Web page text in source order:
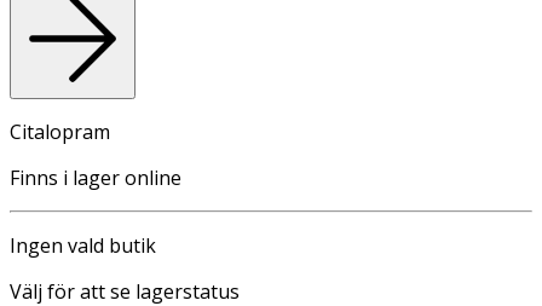
Citalopram
Finns i lager online
Ingen vald butik
Välj för att se lagerstatus